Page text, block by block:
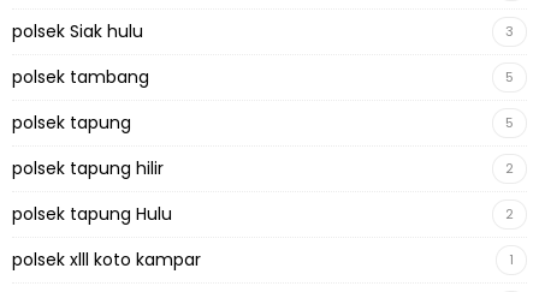
polsek Siak hulu 3
polsek tambang 5
polsek tapung 5
polsek tapung hilir 2
polsek tapung Hulu 2
polsek xlll koto kampar 1